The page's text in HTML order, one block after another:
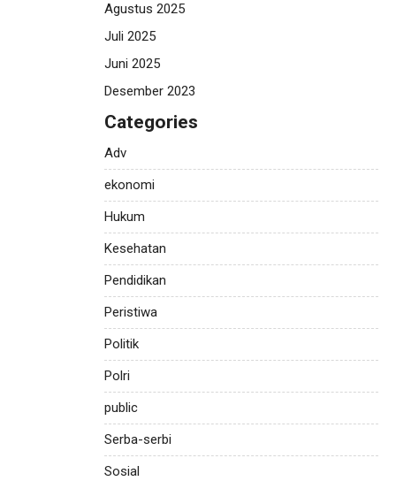
Agustus 2025
Juli 2025
Juni 2025
Desember 2023
Categories
Adv
ekonomi
Hukum
Kesehatan
Pendidikan
Peristiwa
Politik
Polri
public
Serba-serbi
Sosial